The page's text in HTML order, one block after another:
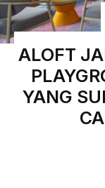
ALOFT
YANG